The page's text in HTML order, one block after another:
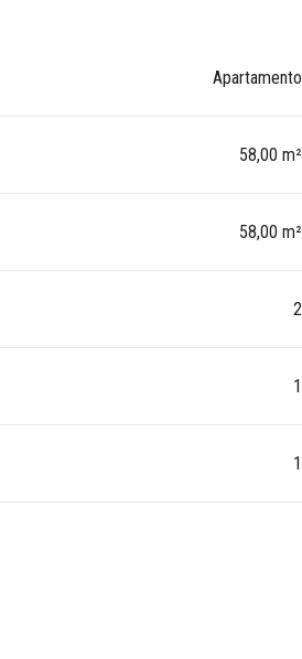
Apartamento
58,00 m²
58,00 m²
2
1
1